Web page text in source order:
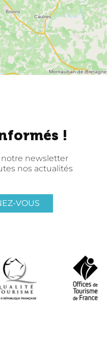
!
newsletter
nos actualités
VOUS